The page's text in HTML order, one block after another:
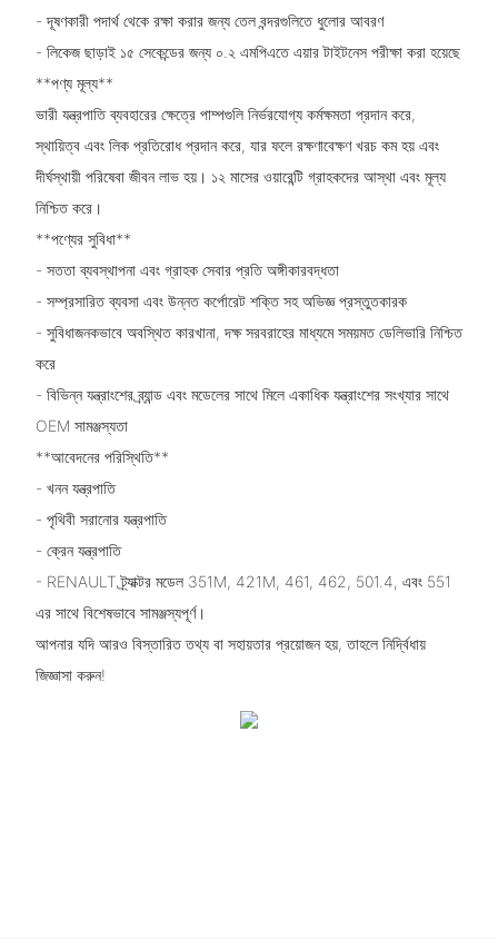
- দূষণকারী পদার্থ থেকে রক্ষা করার জন্য তেল বন্দরগুলিতে ধুলোর আবরণ
- লিকেজ ছাড়াই ১৫ সেকেন্ডের জন্য ০.২ এমপিএতে এয়ার টাইটনেস পরীক্ষা করা হয়েছে
**পণ্য মূল্য**
ভারী যন্ত্রপাতি ব্যবহারের ক্ষেত্রে পাম্পগুলি নির্ভরযোগ্য কর্মক্ষমতা প্রদান করে,
স্থায়িত্ব এবং লিক প্রতিরোধ প্রদান করে, যার ফলে রক্ষণাবেক্ষণ খরচ কম হয় এবং
দীর্ঘস্থায়ী পরিষেবা জীবন লাভ হয়। ১২ মাসের ওয়ারেন্টি গ্রাহকদের আস্থা এবং মূল্য
নিশ্চিত করে।
**পণ্যের সুবিধা**
- সততা ব্যবস্থাপনা এবং গ্রাহক সেবার প্রতি অঙ্গীকারবদ্ধতা
- সম্প্রসারিত ব্যবসা এবং উন্নত কর্পোরেট শক্তি সহ অভিজ্ঞ প্রস্তুতকারক
- সুবিধাজনকভাবে অবস্থিত কারখানা, দক্ষ সরবরাহের মাধ্যমে সময়মত ডেলিভারি নিশ্চিত
করে
- বিভিন্ন যন্ত্রাংশের ব্র্যান্ড এবং মডেলের সাথে মিলে একাধিক যন্ত্রাংশের সংখ্যার সাথে
OEM সামঞ্জস্যতা
**আবেদনের পরিস্থিতি**
- খনন যন্ত্রপাতি
- পৃথিবী সরানোর যন্ত্রপাতি
- ক্রেন যন্ত্রপাতি
- RENAULT ট্র্যাক্টর মডেল 351M, 421M, 461, 462, 501.4, এবং 551
এর সাথে বিশেষভাবে সামঞ্জস্যপূর্ণ।
আপনার যদি আরও বিস্তারিত তথ্য বা সহায়তার প্রয়োজন হয়, তাহলে নির্দ্বিধায়
জিজ্ঞাসা করুন!